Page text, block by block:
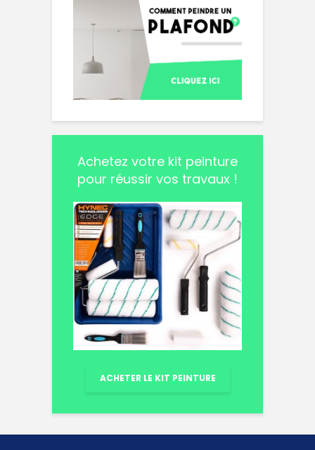
Achetez votre kit peinture
pour réussir vos travaux !
ACHETER LE KIT PEINTURE